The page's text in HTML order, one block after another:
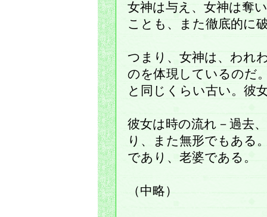
女神は与え、女神は奪
ことも、また徹底的に
つまり、女神は、われ
のを体現しているのだ
と同じくらい古い。彼
彼女は時の流れ－過去
り、また無形でもある
であり、老婆である。
（中略）